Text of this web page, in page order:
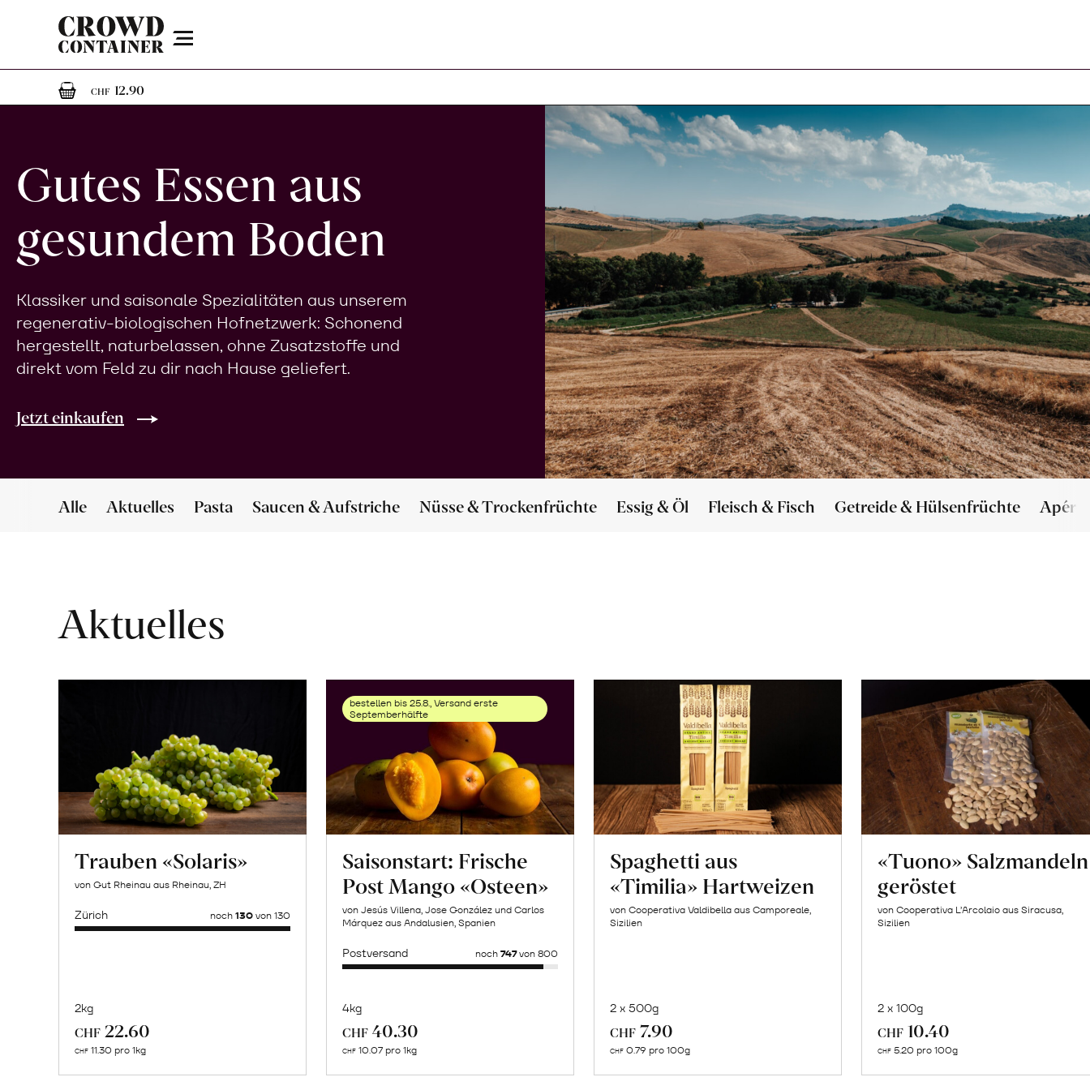
Menu
CHF 12.901 Artikel im Warenkorb
Gutes Essen aus
gesundem Boden
Klassiker und saisonale Spezialitäten aus unserem
regenerativ-biologischen Hofnetzwerk: Schonend
hergestellt, naturbelassen, ohne Zusatzstoffe und
direkt vom Feld zu dir nach Hause geliefert.
Jetzt einkaufen
Alle Aktuelles Pasta Saucen & Aufstriche Nüsse & Trockenfrüchte Essig & Öl Fleisch & Fisch Getreide & Hülsenfrüchte Apéro
Aktuelles
Trauben «Solaris»
von Gut Rheinau aus Rheinau, ZH
Zürich noch 130von 130
2kg
CHF 22.60
CHF 11.30 pro 1kg
Bulgur
bestellen bis 25.8., Versand erste
Septemberhälfte
Saisonstart: Frische
Post Mango «Osteen»
von Jesús Villena, Jose González und Carlos
Márquez aus Andalusien, Spanien
Postversand noch 747von 800
4kg
CHF 40.30
CHF 10.07 pro 1kg
Bulgur
Spaghetti aus
«Timilia» Hartweizen
von Cooperativa Valdibella aus Camporeale,
Sizilien
2 x 500g
CHF 7.90
CHF 0.79 pro 100g
«Tuono» Salzmandeln
geröstet
von Cooperativa L’Arcolaio aus Siracusa,
Sizilien
2 x 100g
CHF 10.40
CHF 5.20 pro 100g